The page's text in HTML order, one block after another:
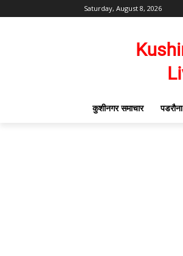
Saturday, August 8, 2026
कुशीनगर समाचार पडरौना